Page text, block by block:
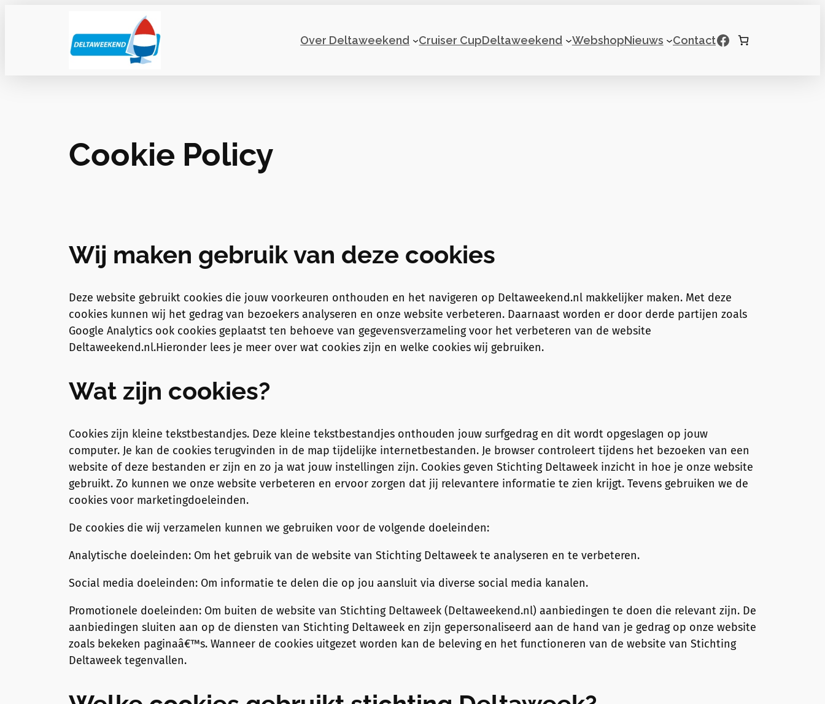
Over Deltaweekend Cruiser CupDeltaweekend WebshopNieuws ContactFacebook
Cookie Policy
Wij maken gebruik van deze cookies
Deze website gebruikt cookies die jouw voorkeuren onthouden en het navigeren op Deltaweekend.nl makkelijker maken. Met deze
cookies kunnen wij het gedrag van bezoekers analyseren en onze website verbeteren. Daarnaast worden er door derde partijen zoals
Google Analytics ook cookies geplaatst ten behoeve van gegevensverzameling voor het verbeteren van de website
Deltaweekend.nl.Hieronder lees je meer over wat cookies zijn en welke cookies wij gebruiken.
Wat zijn cookies?
Cookies zijn kleine tekstbestandjes. Deze kleine tekstbestandjes onthouden jouw surfgedrag en dit wordt opgeslagen op jouw
computer. Je kan de cookies terugvinden in de map tijdelijke internetbestanden. Je browser controleert tijdens het bezoeken van een
website of deze bestanden er zijn en zo ja wat jouw instellingen zijn. Cookies geven Stichting Deltaweek inzicht in hoe je onze website
gebruikt. Zo kunnen we onze website verbeteren en ervoor zorgen dat jij relevantere informatie te zien krijgt. Tevens gebruiken we de
cookies voor marketingdoeleinden.
De cookies die wij verzamelen kunnen we gebruiken voor de volgende doeleinden:
Analytische doeleinden: Om het gebruik van de website van Stichting Deltaweek te analyseren en te verbeteren.
Social media doeleinden: Om informatie te delen die op jou aansluit via diverse social media kanalen.
Promotionele doeleinden: Om buiten de website van Stichting Deltaweek (Deltaweekend.nl) aanbiedingen te doen die relevant zijn. De
aanbiedingen sluiten aan op de diensten van Stichting Deltaweek en zijn gepersonaliseerd aan de hand van je gedrag op onze website
zoals bekeken paginaâ€™s. Wanneer de cookies uitgezet worden kan de beleving en het functioneren van de website van Stichting
Deltaweek tegenvallen.